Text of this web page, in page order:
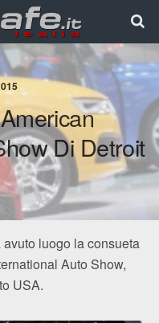
Di Detroit
luogo la consueta
Auto Show,
USA.